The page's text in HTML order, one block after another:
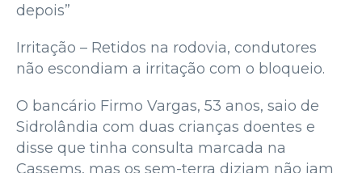
depois”
Irritação – Retidos na rodovia, condutores
não escondiam a irritação com o bloqueio.
O bancário Firmo Vargas, 53 anos, saio de
Sidrolândia com duas crianças doentes e
disse que tinha consulta marcada na
Cassems, mas os sem-terra diziam não iam